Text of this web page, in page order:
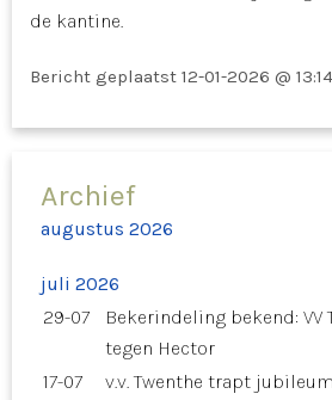
de kantine.
Bericht geplaatst 12-01-2026 @
Archief
augustus 2026
juli 2026
29-07
Bekerindeling bekend: VV
tegen Hector
17-07
v.v. Twenthe trapt